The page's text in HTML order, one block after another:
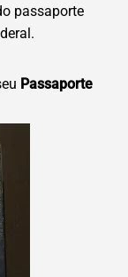
passaporte
Passaporte